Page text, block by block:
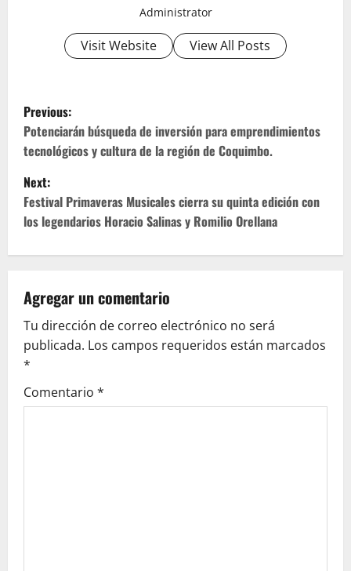
Administrator
Visit Website View All Posts
P
o
s
t
n
v
i
g
a
Previous:
Potenciarán búsqueda de inversión para emprendimientos
tecnológicos y cultura de la región de Coquimbo.
Next:
Festival Primaveras Musicales cierra su quinta edición con
los legendarios Horacio Salinas y Romilio Orellana
Agregar un comentario
Tu dirección de correo electrónico no será
publicada. Los campos requeridos están marcados
*
Comentario *